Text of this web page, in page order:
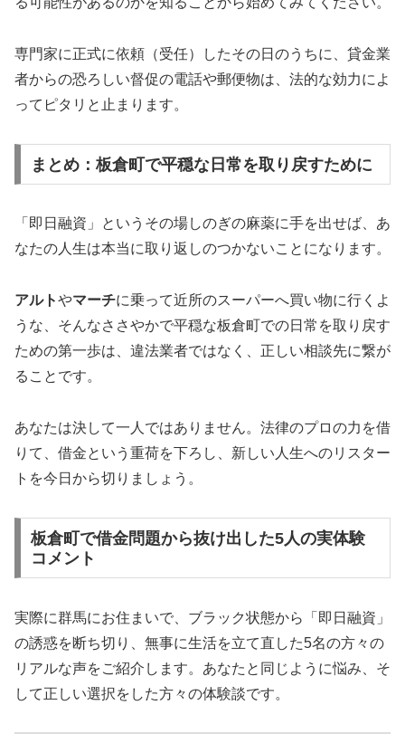
専門家に正式に依頼（受任）したその日のうちに、貸金業
者からの恐ろしい督促の電話や郵便物は、法的な効力によ
ってピタリと止まります。
まとめ：板倉町で平穏な日常を取り戻すために
「即日融資」というその場しのぎの麻薬に手を出せば、あ
なたの人生は本当に取り返しのつかないことになります。
アルトやマーチに乗って近所のスーパーへ買い物に行くよ
うな、そんなささやかで平穏な板倉町での日常を取り戻す
ための第一歩は、違法業者ではなく、正しい相談先に繋が
ることです。
あなたは決して一人ではありません。法律のプロの力を借
りて、借金という重荷を下ろし、新しい人生へのリスター
トを今日から切りましょう。
板倉町で借金問題から抜け出した5人の実体験
コメント
実際に群馬にお住まいで、ブラック状態から「即日融資」
の誘惑を断ち切り、無事に生活を立て直した5名の方々の
リアルな声をご紹介します。あなたと同じように悩み、そ
して正しい選択をした方々の体験談です。